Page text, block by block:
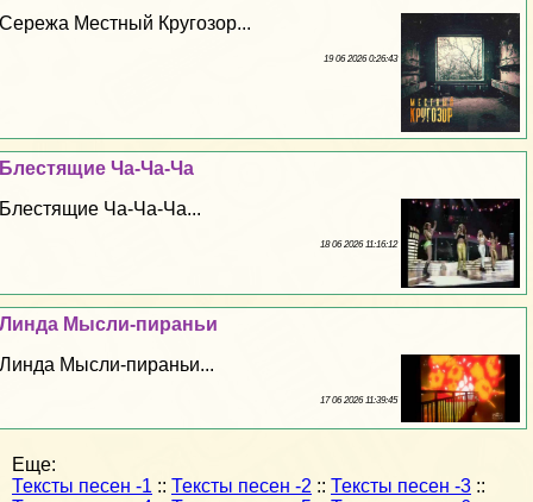
Сережа Местный Кругозор...
19 06 2026 0:26:43
Блестящие Ча-Ча-Ча
Блестящие Ча-Ча-Ча...
18 06 2026 11:16:12
Линда Мысли-пираньи
Линда Мысли-пираньи...
17 06 2026 11:39:45
Еще:
Тексты песен -1 :: Тексты песен -2 :: Тексты песен -3 ::